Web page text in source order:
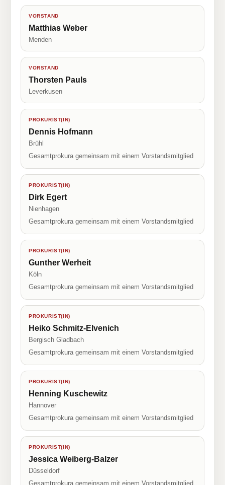
VORSTAND
Matthias Weber
Menden
VORSTAND
Thorsten Pauls
Leverkusen
PROKURIST(IN)
Dennis Hofmann
Brühl
Gesamtprokura gemeinsam mit einem Vorstandsmitglied
PROKURIST(IN)
Dirk Egert
Nienhagen
Gesamtprokura gemeinsam mit einem Vorstandsmitglied
PROKURIST(IN)
Gunther Werheit
Köln
Gesamtprokura gemeinsam mit einem Vorstandsmitglied
PROKURIST(IN)
Heiko Schmitz-Elvenich
Bergisch Gladbach
Gesamtprokura gemeinsam mit einem Vorstandsmitglied
PROKURIST(IN)
Henning Kuschewitz
Hannover
Gesamtprokura gemeinsam mit einem Vorstandsmitglied
PROKURIST(IN)
Jessica Weiberg-Balzer
Düsseldorf
Gesamtprokura gemeinsam mit einem Vorstandsmitglied